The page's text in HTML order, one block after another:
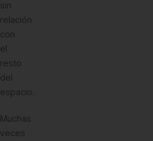
sin
relación
con
el
resto
del
espacio.
Muchas
veces